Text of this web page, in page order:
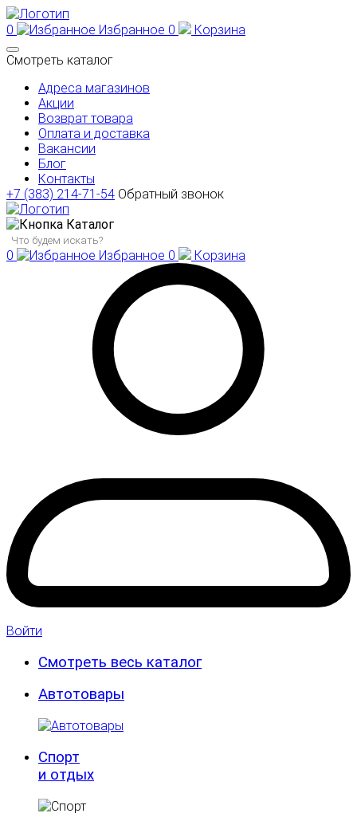
0 Избранное 0
Корзина
Смотреть каталог
Адреса магазинов
Акции
Возврат товара
Оплата и доставка
Вакансии
Блог
Контакты
+7 (383) 214-71-54 Обратный звонок
Каталог
0 Избранное 0 Корзина
Войти
Смотреть весь каталог
Автотовары
Спорт
и отдых